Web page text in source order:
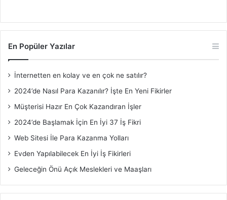
En Popüler Yazılar
İnternetten en kolay ve en çok ne satılır?
2024’de Nasıl Para Kazanılır? İşte En Yeni Fikirler
Müşterisi Hazır En Çok Kazandıran İşler
2024’de Başlamak İçin En İyi 37 İş Fikri
Web Sitesi İle Para Kazanma Yolları
Evden Yapılabilecek En İyi İş Fikirleri
Geleceğin Önü Açık Meslekleri ve Maaşları